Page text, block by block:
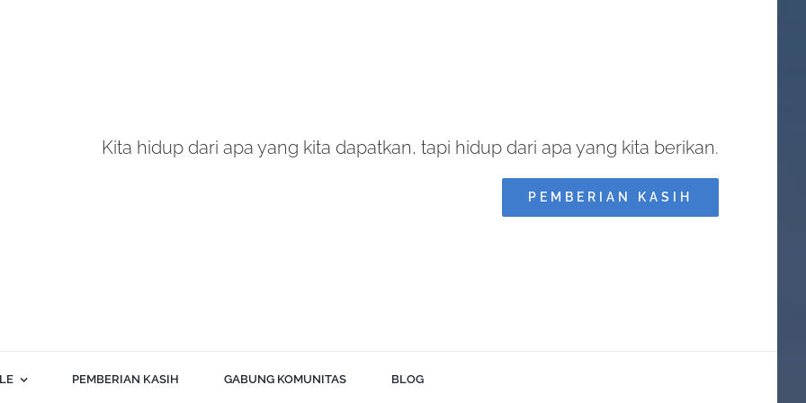
Kita hidup dari apa yang kita dapatkan, tapi hidup dari apa yang kita berikan.
PEMBERIAN KASIH
PEMBERIAN KASIH GABUNG KOMUNITAS BLOG